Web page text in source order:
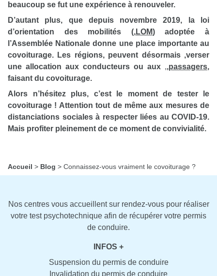
beaucoup se fut une expérience à renouveler.
D’autant plus, que depuis novembre 2019,
la loi
d’orientation des mobilités (,LOM) adoptée à
l’Assemblée Nationale donne une place importante au
covoiturage. Les régions, peuvent désormais ,verser
une allocation aux conducteurs ou aux ,,passagers,
faisant du covoiturage.
Alors n’hésitez plus, c’est le moment de tester le
covoiturage ! Attention tout de même aux mesures de
distanciations sociales à respecter liées au COVID-19.
Mais profiter pleinement de ce moment de convivialité.
Accueil > Blog > Connaissez-vous vraiment le covoiturage ?
Nos centres vous accueillent sur rendez-vous pour réaliser
votre test psychotechnique afin de récupérer votre permis
de conduire.
INFOS +
Suspension du permis de conduire
Invalidation du permis de conduire